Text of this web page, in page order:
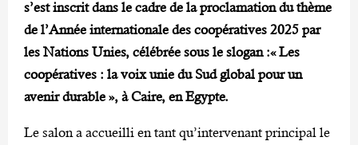
s’est inscrit dans le cadre de la proclamation du thème
de l’Année internationale des coopératives 2025 par
les Nations Unies, célébrée sous le slogan :« Les
coopératives : la voix unie du Sud global pour un
avenir durable », à Caire, en Egypte.
Le salon a accueilli en tant qu’intervenant principal le